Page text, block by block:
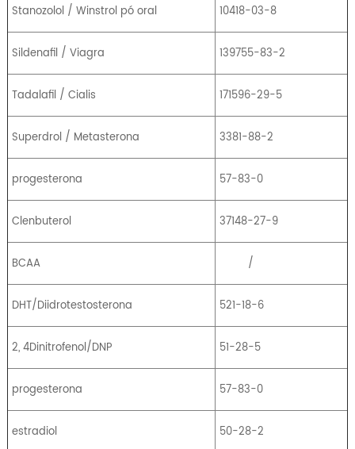
Stanozolol / Winstrol pó oral 10418-03-8
Sildenafil / Viagra 139755-83-2
Tadalafil / Cialis 171596-29-5
Superdrol / Metasterona 3381-88-2
progesterona 57-83-0
Clenbuterol 37148-27-9
BCAA /
DHT/Diidrotestosterona 521-18-6
2, 4Dinitrofenol/DNP 51-28-5
progesterona 57-83-0
estradiol 50-28-2